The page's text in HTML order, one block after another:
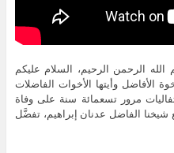
الرحمن الرحيم، السلام عليكم
الأفاضل وأيتها الأخوات الفاضلات
مرور تسعمائة سنة على وفاة
شيخنا الفاضل عدنان إبراهيم، تفضَّل